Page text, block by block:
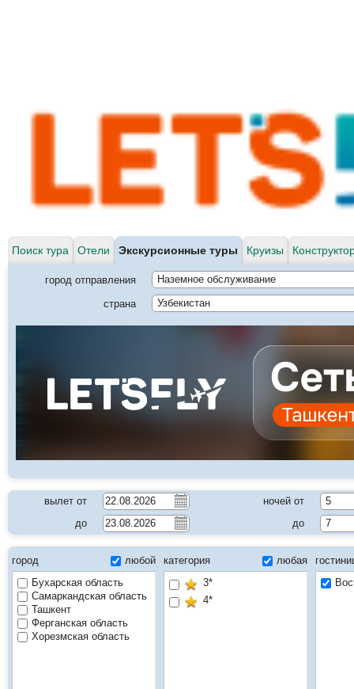
Поиск тура Отели Экскурсионные туры Круизы
город отправления
Наземное обслуживание
страна
Узбекистан
вылет от ночей от
5
до
до 7
город
любой
Бухарская область
Самаркандская область
Ташкент
Ферганская область
Хорезмская область
категория
любая
3*
4*